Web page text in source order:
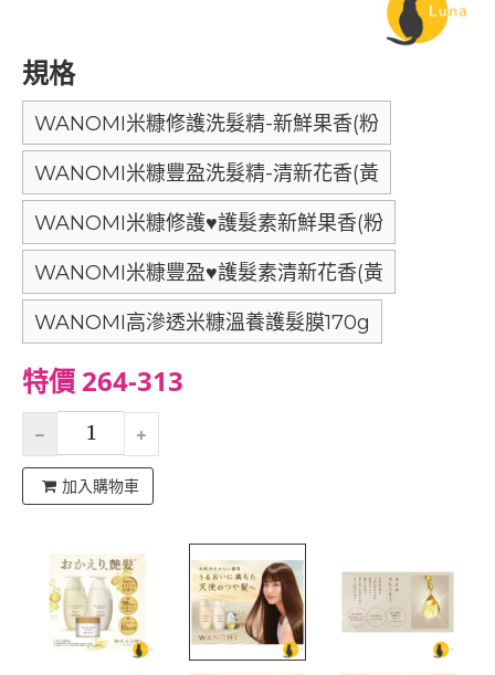
規格
WANOMI米糠修護洗髮精-新鮮果香(粉
WANOMI米糠豐盈洗髮精-清新花香(黃
WANOMI米糠修護♥護髮素新鮮果香(粉
WANOMI米糠豐盈♥護髮素清新花香(黃
WANOMI高滲透米糠溫養護髮膜170g
特價 264-313
加入購物車